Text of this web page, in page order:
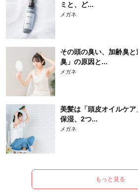
ミと、ど...
メガネ
その頭の臭い、加齢臭
臭」の原因と...
メガネ
美髪は「頭皮オイルケ
保湿、2つ...
メガネ
もっと見る